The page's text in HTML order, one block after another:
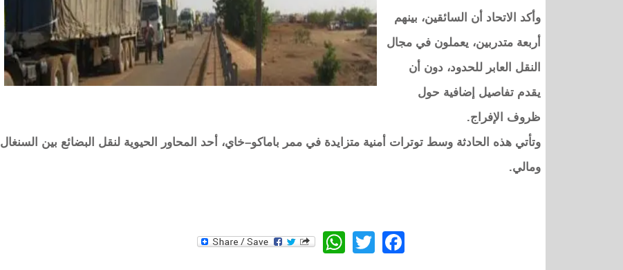
وأكد الاتحاد أن السائقين، بينهم
أربعة متدربين، يعملون في مجال
النقل العابر للحدود، دون أن
يقدم تفاصيل إضافية حول
ظروف الإفراج.
وتأتي هذه الحادثة وسط توترات أمنية متزايدة في ممر باماكو–خاي، أحد المحاور الحيوية لنقل البضائع بين السنغال
ومالي.
Facebook
Twitter
WhatsApp